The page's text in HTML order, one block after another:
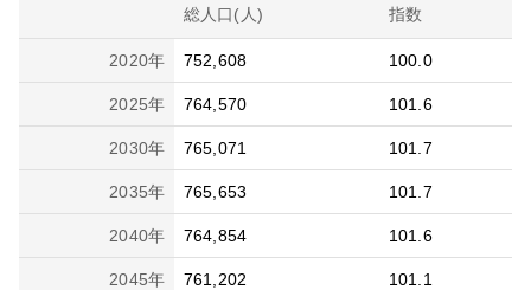
総人口(人) 指数
2020年 752,608 100.0
2025年 764,570 101.6
2030年 765,071 101.7
2035年 765,653 101.7
2040年 764,854 101.6
2045年 761,202 101.1